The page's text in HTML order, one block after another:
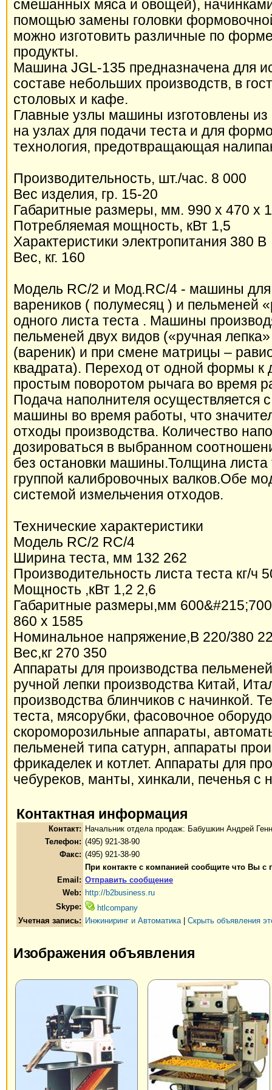
смешанных мяса и овощей),
помощью замены головки
можно изготовить различные по
продукты.
Машина JGL-135 предназначена для
составе небольших производств, в
столовых и кафе.
Главные узлы машины изготовлены
на узлах для подачи теста и для
технология, предотвращающая
Производительность, шт./час. 8 000
Вес изделия, гр. 15-20
Габаритные размеры, мм. 990 х 470 х
Потребляемая мощность, кВт 1,5
Характеристики электропитания 380 В
Вес, кг. 160
Модель RC/2 и Мод.RC/4 - машины для
вареников ( полумесяц ) и пельменей
одного листа теста . Машины
пельменей двух видов («ручная
(вареник) и при смене матрицы –
квадрата). Переход от одной формы к
простым поворотом рычага во время
Подача наполнителя осуществляется
машины во время работы, что
отходы производства. Количество
дозироваться в выбранном
без остановки машины.Толщина листа
группой калибровочных валков.Обе
системой измельчения отходов.
Технические характеристики
Модель RC/2 RC/4
Ширина теста, мм 132 262
Производительность листа теста кг/ч
Мощность ,кВт 1,2 2,6
Габаритные размеры,мм
860 x 1585
Номинальное напряжение,В 220/380
Вес,кг 270 350
Аппараты для производства
ручной лепки производства Китай,
производства блинчиков с начинкой.
теста, мясорубки, фасовочное
скороморозильные аппараты,
пельменей типа сатурн, аппараты
фрикаделек и котлет. Аппараты для
чебуреков, манты, хинкали, печенья с
Контактная информация
Контакт: Начальник отдела продаж: Бабушкин Андрей
Телефон: (495) 921-38-90
Факс: (495) 921-38-90
При контакте с компанией сообщите что Вы с
Email: Отправить сообщение
Web: http://b2business.ru
Skype:
htlcompany
Учетная запись: Инжиниринг и Автоматика| Скрыть объявления
Изображения объявления